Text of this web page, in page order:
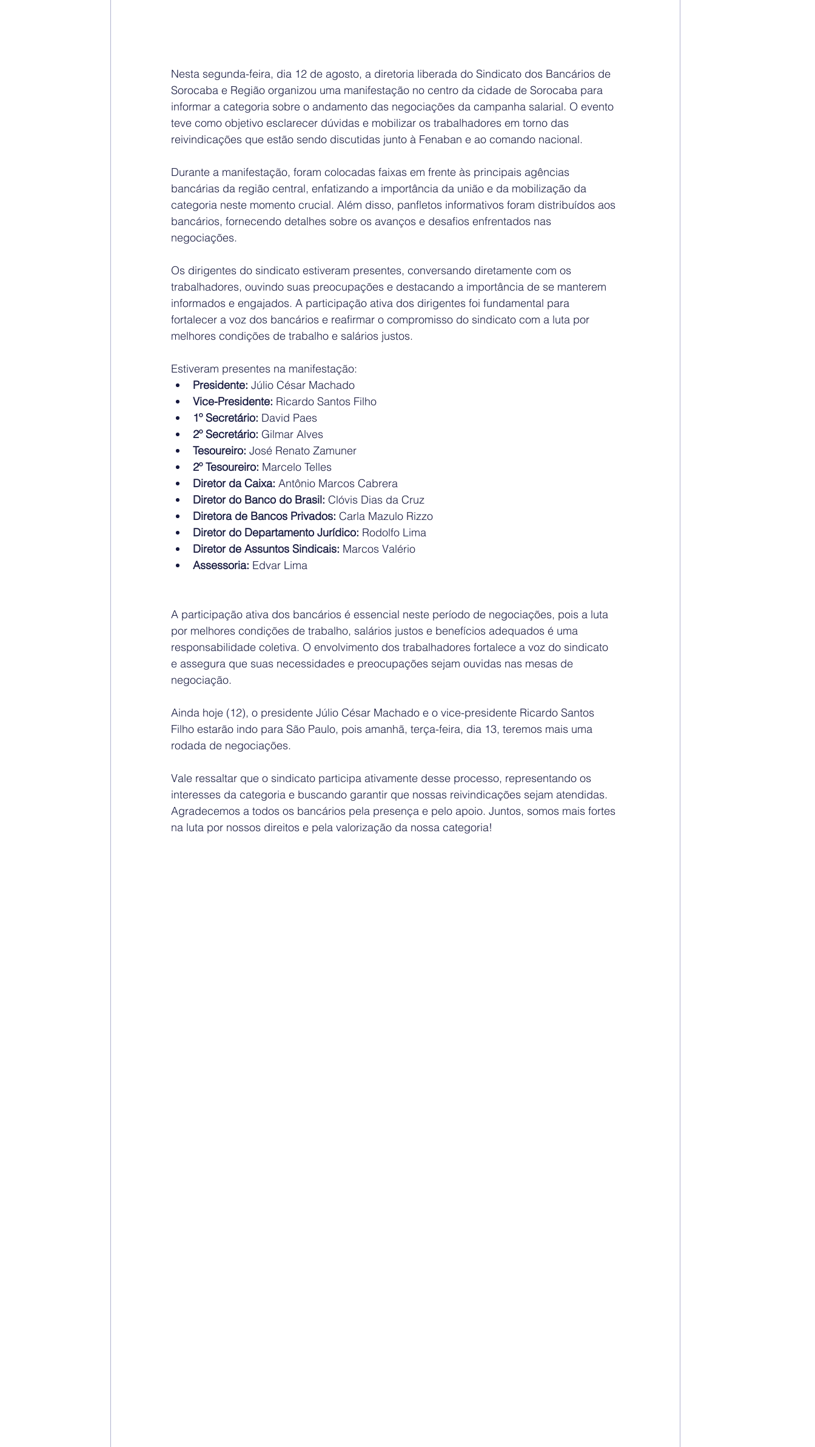
Nesta segunda-feira, dia 12 de agosto, a diretoria liberada do Sindicato dos Bancários de
Sorocaba e Região organizou uma manifestação no centro da cidade de Sorocaba para
informar a categoria sobre o andamento das negociações da campanha salarial. O evento
teve como objetivo esclarecer dúvidas e mobilizar os trabalhadores em torno das
reivindicações que estão sendo discutidas junto à Fenaban e ao comando nacional.
Durante a manifestação, foram colocadas faixas em frente às principais agências
bancárias da região central, enfatizando a importância da união e da mobilização da
categoria neste momento crucial. Além disso, panfletos informativos foram distribuídos aos
bancários, fornecendo detalhes sobre os avanços e desafios enfrentados nas
negociações.
Os dirigentes do sindicato estiveram presentes, conversando diretamente com os
trabalhadores, ouvindo suas preocupações e destacando a importância de se manterem
informados e engajados. A participação ativa dos dirigentes foi fundamental para
fortalecer a voz dos bancários e reafirmar o compromisso do sindicato com a luta por
melhores condições de trabalho e salários justos.
Estiveram presentes na manifestação:
Presidente: Júlio César Machado
Vice-Presidente: Ricardo Santos Filho
1º Secretário: David Paes
2º Secretário: Gilmar Alves
Tesoureiro: José Renato Zamuner
2º Tesoureiro: Marcelo Telles
Diretor da Caixa: Antônio Marcos Cabrera
Diretor do Banco do Brasil: Clóvis Dias da Cruz
Diretora de Bancos Privados: Carla Mazulo Rizzo
Diretor do Departamento Jurídico: Rodolfo Lima
Diretor de Assuntos Sindicais: Marcos Valério
Assessoria: Edvar Lima
A participação ativa dos bancários é essencial neste período de negociações, pois a luta
por melhores condições de trabalho, salários justos e benefícios adequados é uma
responsabilidade coletiva. O envolvimento dos trabalhadores fortalece a voz do sindicato
e assegura que suas necessidades e preocupações sejam ouvidas nas mesas de
negociação.
Ainda hoje (12), o presidente Júlio César Machado e o vice-presidente Ricardo Santos
Filho estarão indo para São Paulo, pois amanhã, terça-feira, dia 13, teremos mais uma
rodada de negociações.
Vale ressaltar que o sindicato participa ativamente desse processo, representando os
interesses da categoria e buscando garantir que nossas reivindicações sejam atendidas.
Agradecemos a todos os bancários pela presença e pelo apoio. Juntos, somos mais fortes
na luta por nossos direitos e pela valorização da nossa categoria!